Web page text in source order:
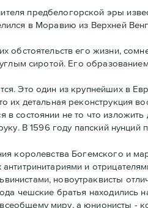
предбелогорской эры
в Моравию из Верхней
обстоятельств его жизни,
сиротой. Его
Это один из крупнейших в
их детальная реконструкция
состоянии не то что
В 1596 году папский нунций
королевства Богемского и
и
новоутраквисты
чешские братья
миру, а юнионисты